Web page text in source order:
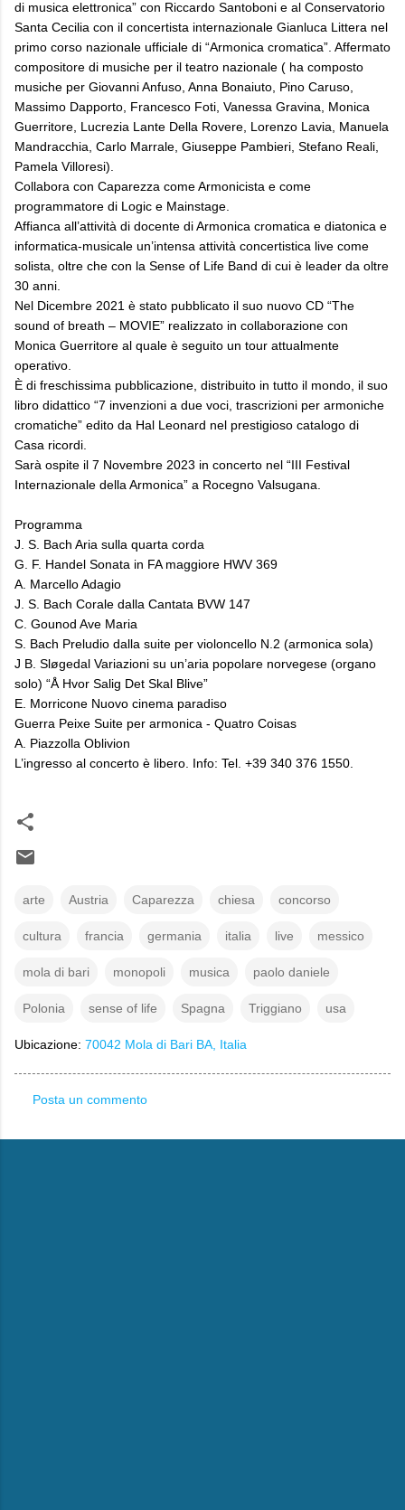
di musica elettronica” con Riccardo Santoboni e al Conservatorio
Santa Cecilia con il concertista internazionale Gianluca Littera nel
primo corso nazionale ufficiale di “Armonica cromatica”. Affermato
compositore di musiche per il teatro nazionale ( ha composto
musiche per Giovanni Anfuso, Anna Bonaiuto, Pino Caruso,
Massimo Dapporto, Francesco Foti, Vanessa Gravina, Monica
Guerritore, Lucrezia Lante Della Rovere, Lorenzo Lavia, Manuela
Mandracchia, Carlo Marrale, Giuseppe Pambieri, Stefano Reali,
Pamela Villoresi).
Collabora con Caparezza come Armonicista e come
programmatore di Logic e Mainstage.
Affianca all’attività di docente di Armonica cromatica e diatonica e
informatica-musicale un’intensa attività concertistica live come
solista, oltre che con la Sense of Life Band di cui è leader da oltre
30 anni.
Nel Dicembre 2021 è stato pubblicato il suo nuovo CD “The
sound of breath – MOVIE” realizzato in collaborazione con
Monica Guerritore al quale è seguito un tour attualmente
operativo.
È di freschissima pubblicazione, distribuito in tutto il mondo, il suo
libro didattico “7 invenzioni a due voci, trascrizioni per armoniche
cromatiche” edito da Hal Leonard nel prestigioso catalogo di
Casa ricordi.
Sarà ospite il 7 Novembre 2023 in concerto nel “III Festival
Internazionale della Armonica” a Rocegno Valsugana.
Programma
J. S. Bach Aria sulla quarta corda
G. F. Handel Sonata in FA maggiore HWV 369
A. Marcello Adagio
J. S. Bach Corale dalla Cantata BVW 147
C. Gounod Ave Maria
S. Bach Preludio dalla suite per violoncello N.2 (armonica sola)
J B. Sløgedal Variazioni su un’aria popolare norvegese (organo
solo) “Å Hvor Salig Det Skal Blive”
E. Morricone Nuovo cinema paradiso
Guerra Peixe Suite per armonica - Quatro Coisas
A. Piazzolla Oblivion
L’ingresso al concerto è libero. Info: Tel. +39 340 376 1550.
arte Austria Caparezza chiesa concorso
cultura francia germania italia live messico
mola di bari monopoli musica paolo daniele
Polonia sense of life Spagna Triggiano usa
Ubicazione: 70042 Mola di Bari BA, Italia
o
Posta un commento